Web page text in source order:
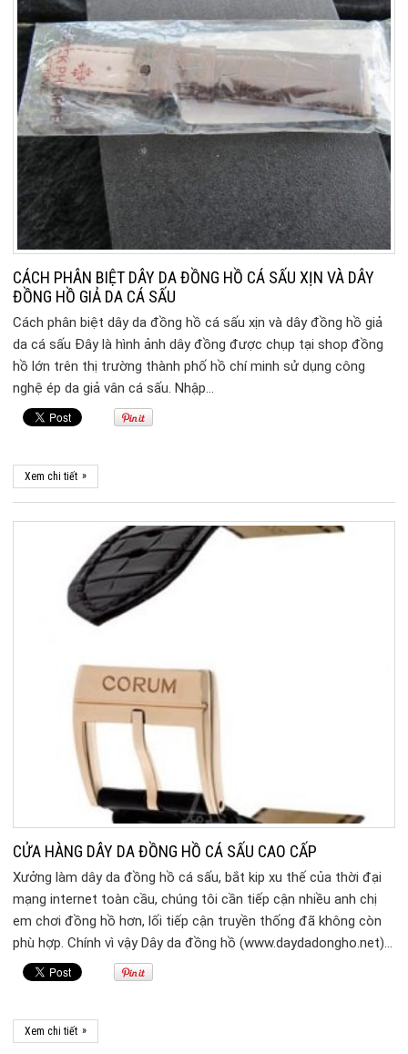
CÁCH PHÂN BIỆT DÂY DA ĐỒNG HỒ CÁ SẤU XỊN VÀ DÂY
ĐỒNG HỒ GIẢ DA CÁ SẤU
Cách phân biệt dây da đồng hồ cá sấu xịn và dây đồng hồ giả
da cá sấu Đây là hình ảnh dây đồng được chụp tại shop đồng
hồ lớn trên thị trường thành phố hồ chí minh sử dụng công
nghệ ép da giả vân cá sấu. Nhập…
Xem chi tiết »
CỬA HÀNG DÂY DA ĐỒNG HỒ CÁ SẤU CAO CẤP
Xưởng làm dây da đồng hồ cá sấu, bắt kip xu thế của thời đại
mạng internet toàn cầu, chúng tôi cần tiếp cận nhiều anh chị
em chơi đồng hồ hơn, lối tiếp cận truyền thống đã không còn
phù hợp. Chính vì vậy Dây da đồng hồ (www.daydadongho.net)…
Xem chi tiết »